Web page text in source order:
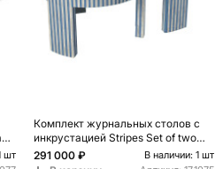
шт
Комплект журнальных столов с
инкрустацией Stripes Set of two
tables blue
291 000 ₽ В наличии: 1 шт